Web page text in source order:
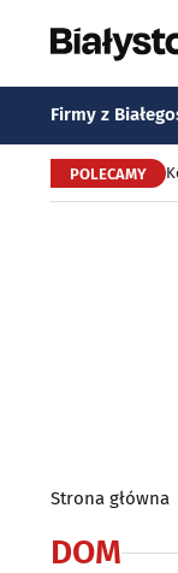
Firmy z
POLECAMY
Strona główna
DOM